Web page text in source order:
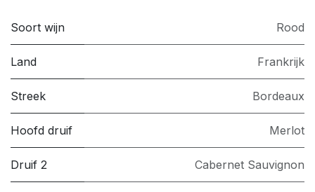
Soort wijn Rood
Land Frankrijk
Streek Bordeaux
Hoofd druif Merlot
Druif 2 Cabernet Sauvignon